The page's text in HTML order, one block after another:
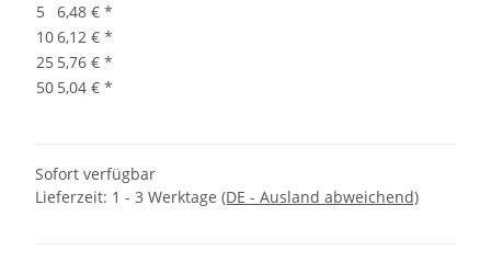
5
6,48 € *
106,12 € *
25 5,76 € *
50 5,04 € *
Sofort verfügbar
Lieferzeit: 1 - 3 Werktage (DE - Ausland abweichend)